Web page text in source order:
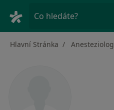
Co hledáte?
Hlavní Stránka Anesteziolog